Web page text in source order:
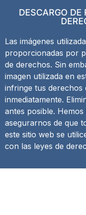
DESCARGO DE
Las imágenes
proporcionadas por
de derechos. Sin
imagen utilizada en
infringe tus
inmediatamente.
antes posible.
asegurarnos de que
este sitio web se
con las leyes de